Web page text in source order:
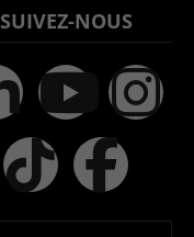
SUIVEZ-NOUS